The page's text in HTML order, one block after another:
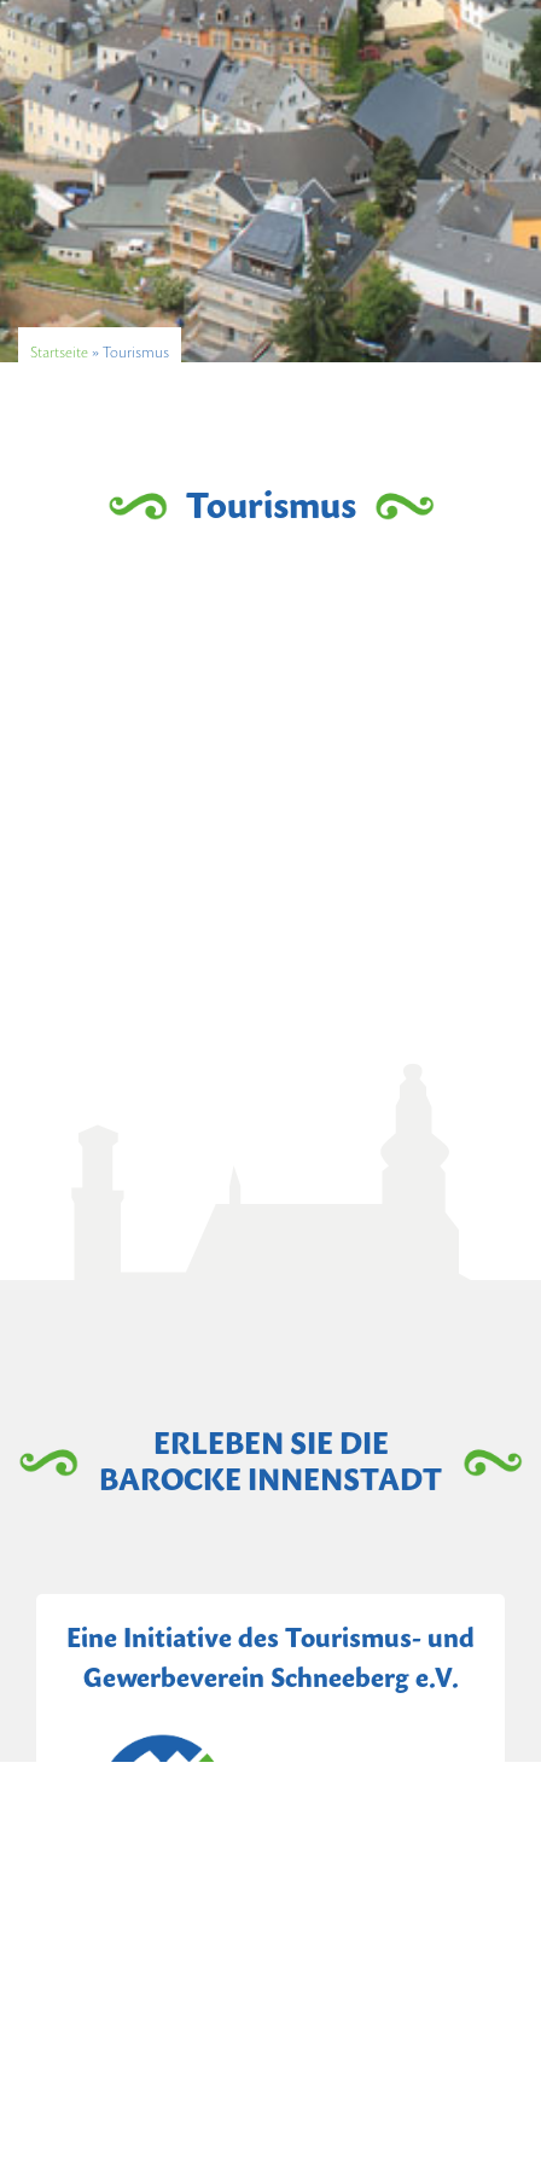
Startseite » Tourismus
Tourismus
ERLEBEN SIE DIE
BAROCKE INNENSTADT
Eine Initiative des Tourismus- und
Gewerbeverein Schneeberg e.V.